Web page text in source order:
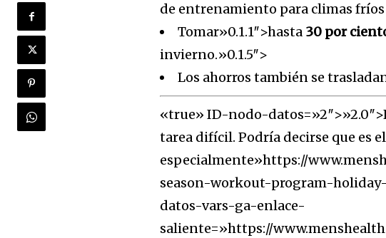
de entrenamiento para climas
Tomar»0.1.1″>hasta 30 por
invierno.»0.1.5″>
Los ahorros también se
«true» ID-nodo-
tarea difícil. Podría decirse que es
especialmente»https://
season-workout-program-
datos-vars-ga-enlace-
saliente=»https://